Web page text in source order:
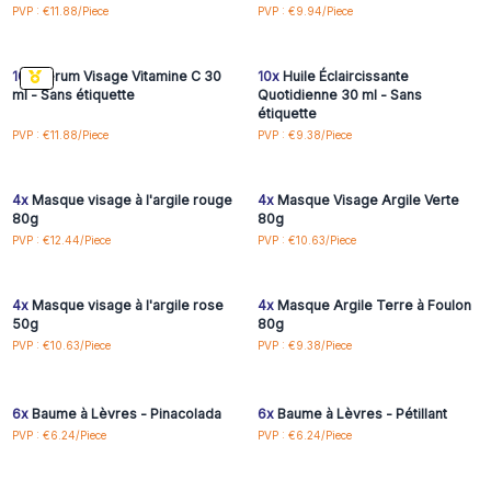
PVP : €11.88/Piece PVP : €9.94/Piece
Connectez-vous ou
10xSérum Visage Vitamine C 30
ml - Sans étiquette
PVP : €11.88/Piece
Connectez-vous ou
10xHuile Éclaircissante
Quotidienne 30 ml - Sans
étiquette
PVP : €9.38/Piece
Connectez-vous ou
4xMasque visage à l'argile rouge
80g
PVP : €12.44/Piece
Connectez-vous ou
4xMasque Visage Argile Verte
80g
PVP : €10.63/Piece
Connectez-vous ou
4xMasque visage à l'argile rose
50g
PVP : €10.63/Piece
Connectez-vous ou
4xMasque Argile Terre à Foulon
80g
PVP : €9.38/Piece
Connectez-vous ou
6xBaume à Lèvres - Pinacolada
PVP : €6.24/Piece
Connectez-vous ou
6xBaume à Lèvres - Pétillant
PVP : €6.24/Piece
Connectez-vous ou
Connectez-vous ou